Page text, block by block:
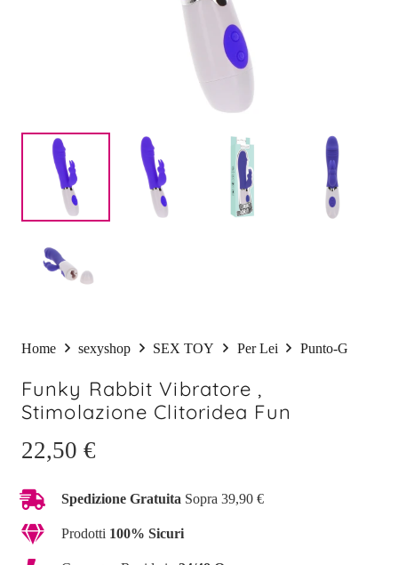
Home sexyshop SEX TOY Per Lei Punto-G
Funky Rabbit Vibratore ,
Stimolazione Clitoridea Fun
22,50 €
Spedizione Gratuita Sopra 39,90 €
Prodotti 100% Sicuri